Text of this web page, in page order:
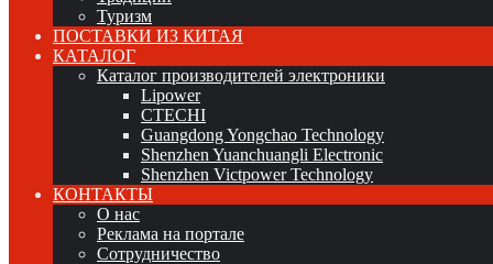
Туризм
ПОСТАВКИ ИЗ КИТАЯ
КАТАЛОГ
Каталог производителей электроники
Lipower
CTECHI
Guangdong Yongchao Technology
Shenzhen Yuanchuangli Electronic
Shenzhen Victpower Technology
КОНТАКТЫ
О нас
Реклама на портале
Сотрудничество